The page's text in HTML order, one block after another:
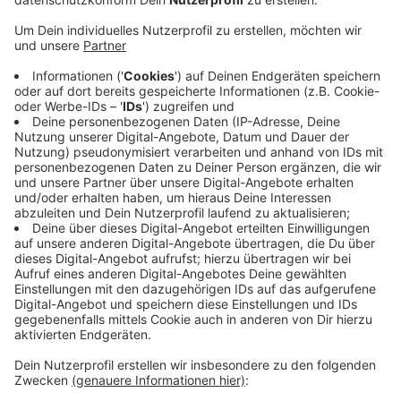
Anzeige
Tatort sind die Teststellen von Coronapoint in der
Straße Pützdelle in Rheindorf und am Marktplatz in
Opladen. Laut Polizei müssen die bisher unbekannten
Täter hier zwischen Dienstagabend 20 Uhr und
Mittwochmorgen vor 7 Uhr eingebrochen sein. Wer in
diesem Zeitraum etwas Auffälliges rund um die
Testzentren beobachtet hat, soll sich bitte bei der
Polizei melden telefonisch unter 0221 229-0 oder per
E-Mail unterpoststelle.koeln@polizei.nrw.debei den
Ermittlern des Kriminalkommissariats 71.
Anzeige